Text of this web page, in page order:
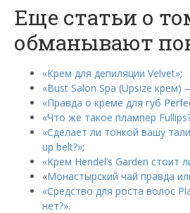
Еще статьи о
обманывают
«Крем для депиляции Velvet»;
«Bust Salon Spa (Upsize крем)
«Правда о креме для губ
«Что же такое плампер
«Сделает ли тонкой вашу
up belt?»;
«Крем Hendel’s Garden стоит
«Монастырский чай правда
«Средство для роста волос
нет?».